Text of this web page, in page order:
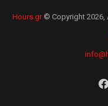
Hours.gr© Copyright 2026,